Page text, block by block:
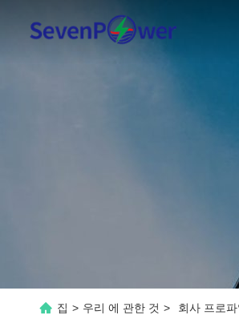
집 > 우리 에 관한 것 > 회사 프로파